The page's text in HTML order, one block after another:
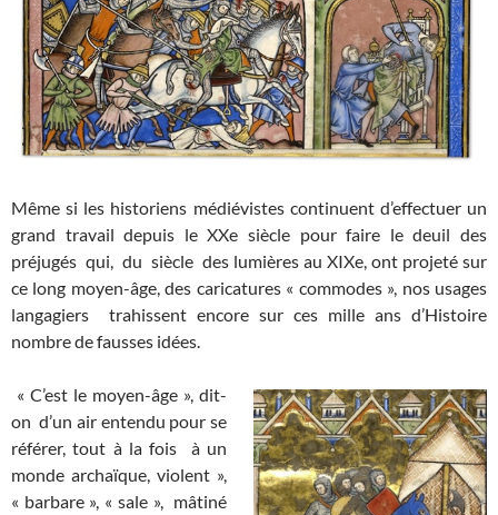
Même si les historiens médiévistes continuent d’effectuer un
grand travail depuis le XXe siècle pour faire le deuil des
préjugés qui, du siècle des lumières au XIXe, ont projeté sur
ce long moyen-âge, des caricatures « commodes », nos usages
langagiers trahissent encore sur ces mille ans d’Histoire
nombre de fausses idées.
« C’est le moyen-âge », dit-
on d’un air entendu pour se
référer, tout à la fois à un
monde archaïque, violent »,
« barbare », « sale », mâtiné